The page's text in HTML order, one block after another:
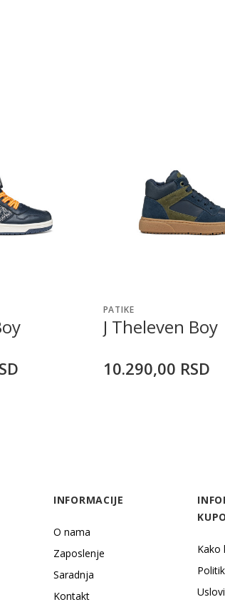
PATIKE
J Theleven Boy
10.290,00 RSD
INFORMACIJE
O nama
Zaposlenje
Saradnja
Kontakt
Kako